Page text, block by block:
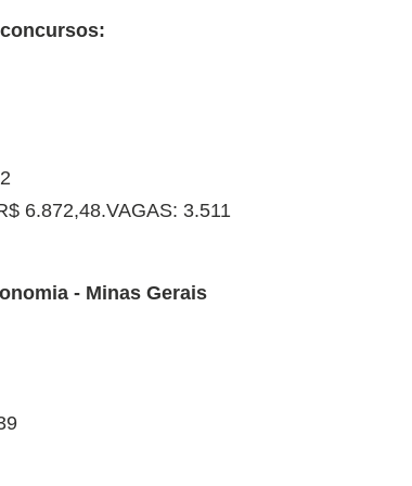
6.872,48.VAGAS: 3.511
- Minas Gerais